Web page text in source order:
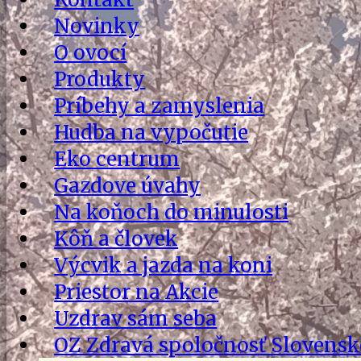
Novinky
O ovocí
Produkty
Príbehy a zamyslenia
Hudba na vypočutie
Eko centrum
Gazdove úvahy
Na koňoch do minulosti
Kôň a človek
Výcvik a jazda na koni
Priestor na Akcie
Uzdrav sám seba
OZ Zdravá spoločnosť